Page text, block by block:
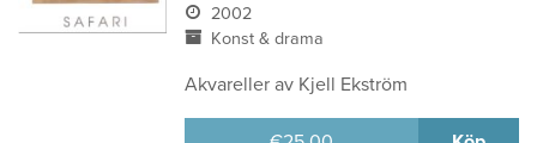
2002
Konst & drama
Akvareller av Kjell Ekström